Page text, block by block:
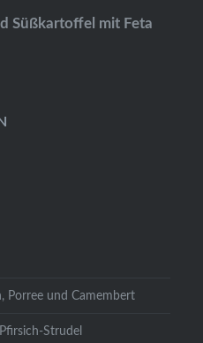
Süßkartoffel mit Feta
Porree und Camembert
Strudel